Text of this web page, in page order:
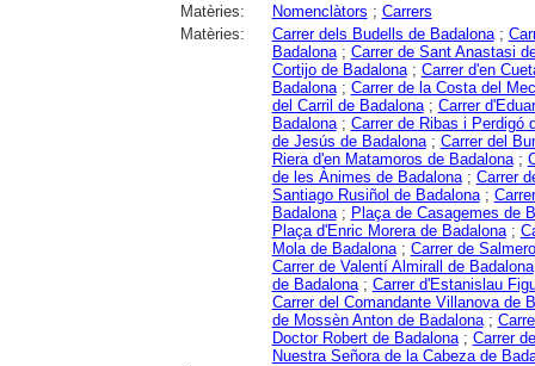
Matèries: Nomenclàtors ; Carrers
Matèries:
Carrer dels Budells de Badalona;
Badalona; Carrer de Sant Anastasi
Cortijo de Badalona; Carrer d'en
Badalona; Carrer de la Costa del
del Carril de Badalona; Carrer
Badalona; Carrer de Ribas i Perdigó
de Jesús de Badalona; Carrer del
Riera d'en Matamoros de Badalona;
de les Ànimes de Badalona; Carrer
Santiago Rusiñol de Badalona;
Badalona; Plaça de Casagemes de
Plaça d'Enric Morera de Badalona;
Mola de Badalona; Carrer de
Carrer de Valentí Almirall de Badalona
de Badalona; Carrer d'Estanislau
Carrer del Comandante Villanova de
de Mossèn Anton de Badalona;
Doctor Robert de Badalona; Carrer
Nuestra Señora de la Cabeza de